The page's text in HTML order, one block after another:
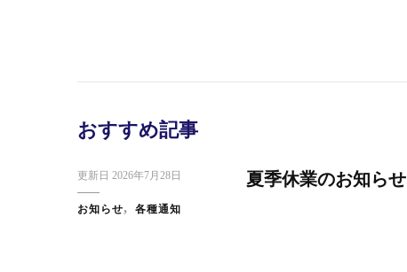
おすすめ記事
更新日 2026年7月28日
お知らせ 各種通知
夏季休業のお知らせ